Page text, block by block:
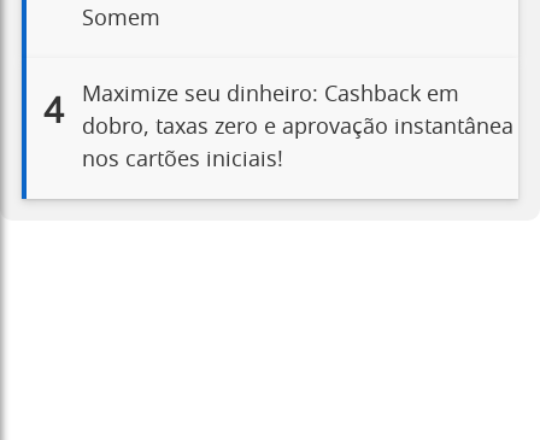
Somem
4
Maximize seu dinheiro: Cashback em
dobro, taxas zero e aprovação instantânea
nos cartões iniciais!